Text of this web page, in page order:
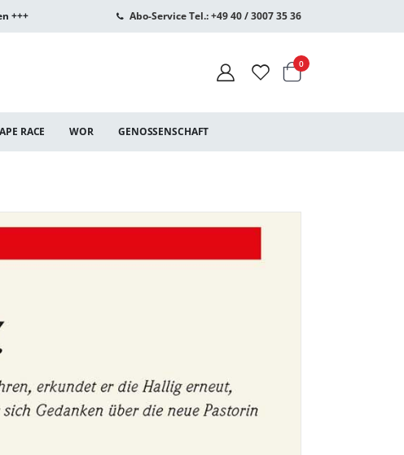
+++ Abo-Service Tel.: +49 40 / 3007 35 36
Warenkorb
0Artikel
RACE WOR GENOSSENSCHAFT